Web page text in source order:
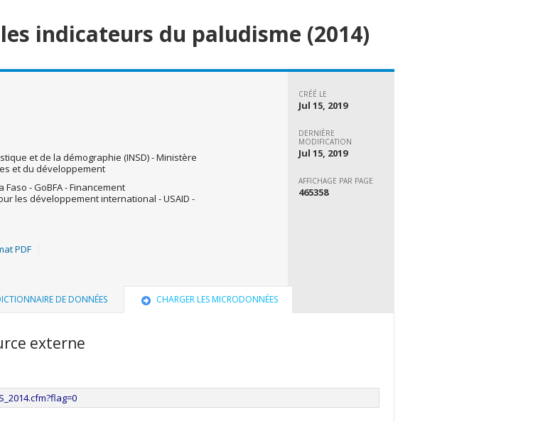
indicateurs du paludisme (2014)
et de la démographie (INSD) - Ministère
et du développement
- GoBFA - Financement
les développement international - USAID -
PDF
CRÉÉ LE
Jul 15, 2019
DERNIÈRE
MODIFICATION
Jul 15, 2019
AFFICHAGE PAR PAGE
465358
DE DONNÉES CHARGER LES MICRODONNÉES
externe